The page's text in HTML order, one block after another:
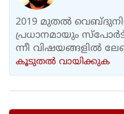
2019 മുതൽ
പ്രധാനമായും
ന്നീ വിഷയങ്ങളിൽ
കൂടുതല്‍ വായിക്കുക